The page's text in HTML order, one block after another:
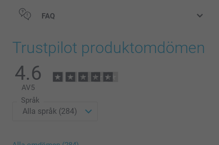
FAQ
Trustpilot produktomdömen
4.6
AV5
Språk